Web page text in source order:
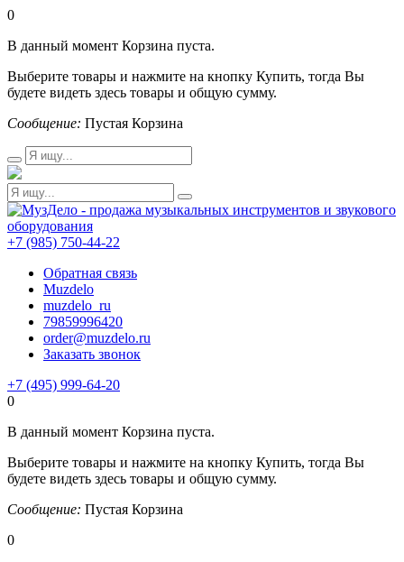
0
В данный момент Корзина пуста.
Выберите товары и нажмите на кнопку Купить, тогда Вы
будете видеть здесь товары и общую сумму.
Сообщение: Пустая Корзина
+7 (985) 750-44-22
Обратная связь
Muzdelo
muzdelo_ru
79859996420
order@muzdelo.ru
Заказать звонок
+7 (495) 999-64-20
0
В данный момент Корзина пуста.
Выберите товары и нажмите на кнопку Купить, тогда Вы
будете видеть здесь товары и общую сумму.
Сообщение: Пустая Корзина
0